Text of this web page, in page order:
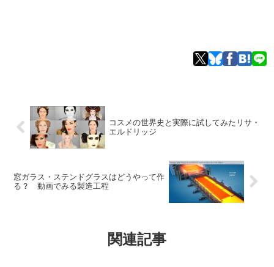
コスメの世界史と実際に試してみたリサ・
エルドリッジ
窓ガラス・ステンドグラスはどうやって作
る？ 動画でみる製造工程
関連記事